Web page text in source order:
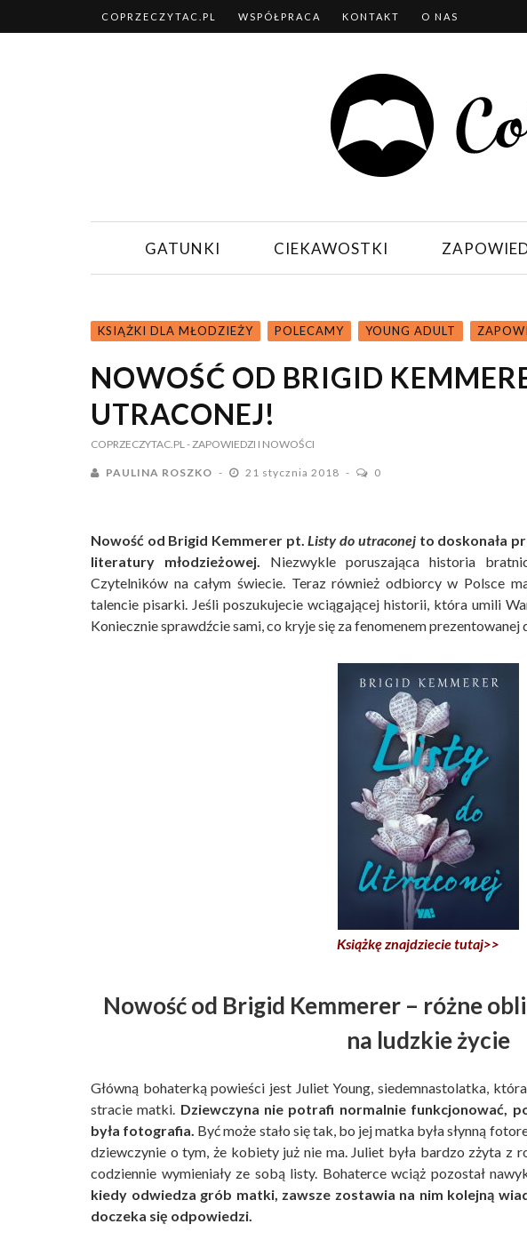
COPRZECZYTAC.PL WSPÓŁPRACA KONTAKT O NAS
GATUNKI CIEKAWOSTKI
KSIĄŻKI DLA MŁODZIEŻY POLECAMY YOUNG ADULT
NOWOŚĆ OD BRIGID
UTRACONEJ!
COPRZECZYTAC.PL- ZAPOWIEDZI I NOWOŚCI
PAULINA ROSZKO 21 stycznia 2018 0
Nowość od Brigid Kemmerer pt.Listy do utraconejto doskonała
literatury młodzieżowej. Niezwykle poruszająca historia
Czytelników na całym świecie. Teraz również odbiorcy w Polsce
talencie pisarki. Jeśli poszukujecie wciągającej historii, która umili
Koniecznie sprawdźcie sami, co kryje się za fenomenem prezentowanej
Książkę znajdziecie tutaj>>
Nowość od Brigid Kemmerer – różne
na ludzkie życie
Główną bohaterką powieści jest Juliet Young, siedemnastolatka,
stracie matki. Dziewczyna nie potrafi normalnie funkcjonować,
była fotografia. Być może stało się tak, bo jej matka była słynną
dziewczynie o tym, że kobiety już nie ma. Juliet była bardzo zżyta z
codziennie wymieniały ze sobą listy. Bohaterce wciąż pozostał
kiedy odwiedza grób matki, zawsze zostawia na nim kolejną
doczeka się odpowiedzi.